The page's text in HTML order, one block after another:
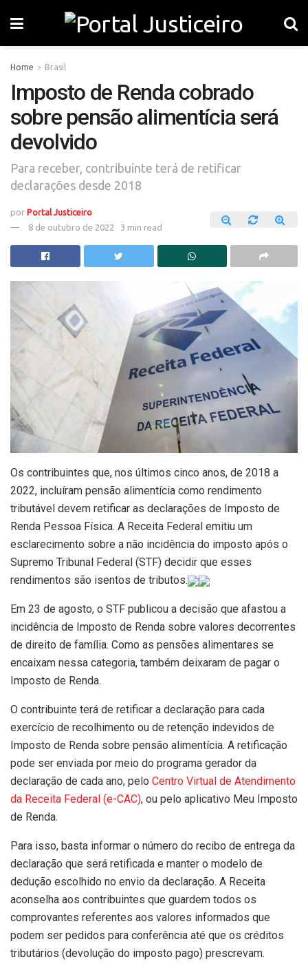
Home Brasil
Imposto de Renda cobrado
sobre pensão alimentícia será
devolvido
Para receber, contribuinte terá de retificar
declarações desde 2018
por Portal Justiceiro
8 de outubro de 2022
3 min read
Os contribuintes que, nos últimos cinco anos, de 2018 a
2022, incluíram pensão alimentícia como rendimento
tributável devem retificar as declarações de Imposto de
Renda Pessoa Física. A Receita Federal emitiu um
esclarecimento sobre a não incidência do imposto após o
Supremo Tribunal Federal (STF) decidir que esses
rendimentos são isentos de tributos.
Em 23 de agosto, o STF publicou a decisão que afastou a
incidência de Imposto de Renda sobre valores decorrentes
de direito de família. Como as pensões alimentares se
encaixam nessa categoria, também deixaram de pagar o
Imposto de Renda.
O contribuinte terá de retificar a declaração para cada
exercício de recolhimento ou de retenção indevidos de
Imposto de Renda sobre pensão alimentícia. A retificação
pode ser enviada por meio do programa gerador da
declaração de cada ano, pelo Centro Virtual de Atendimento
da Receita Federal (e-CAC), ou pelo aplicativo Meu Imposto
de Renda.
Para isso, basta informar o número do recibo de entrega da
declaração que será retificada e manter o modelo de
dedução escolhido no envio da declaração. A Receita
aconselha aos contribuintes que guardem todos os
comprovantes referentes aos valores informados que
podem ser pedidos para conferência até que os créditos
tributários (devolução do imposto pago) prescrevam.